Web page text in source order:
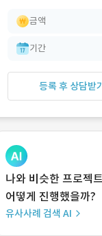
금액
기간
등록 후 상담받
나와 비슷한 프로젝
어떻게 진행했을까?
유사사례 검색 AI